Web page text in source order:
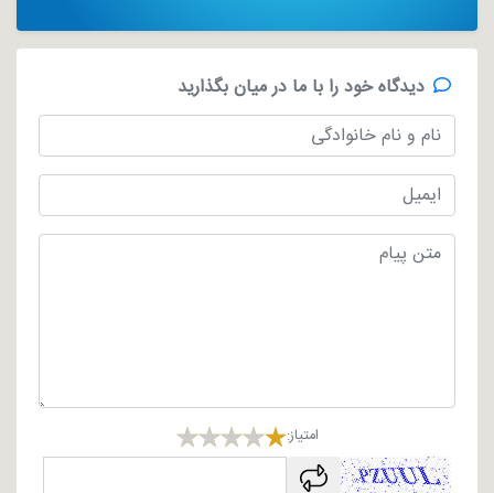
دیدگاه خود را با ما در میان بگذارید
امتیاز:
captcha